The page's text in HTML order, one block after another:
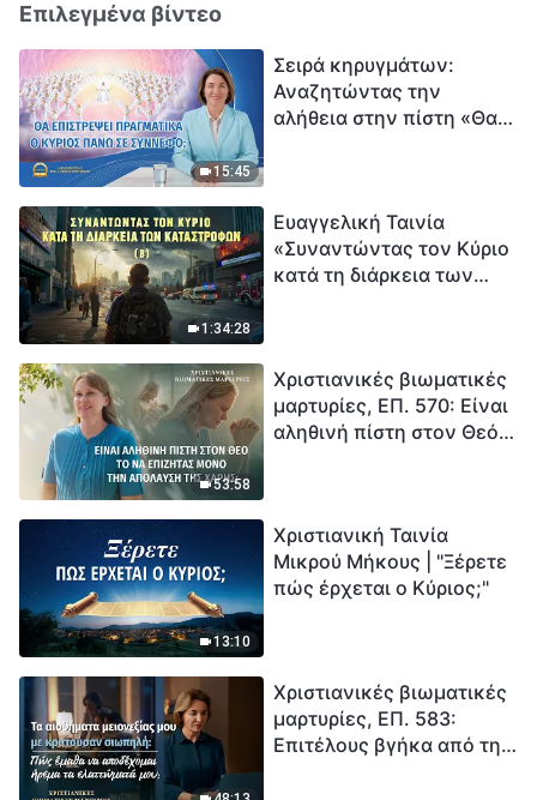
Επιλεγμένα βίντεο
15:45
Σειρά κηρυγμάτων:
Αναζητώντας την
αλήθεια στην πίστη «Θα
1:34:28
Ευαγγελική Ταινία
«Συναντώντας τον Κύριο
κατά τη διάρκεια των
εξαφάνισης». Οι
καταστροφές χτυπούν.
Ξεκινά η αντίστροφη
53:58
Χριστιανικές βιωματικές
μαρτυρίες, ΕΠ. 570: Είναι
αληθινή πίστη στον Θεό
13:10
Χριστιανική Ταινία
Μικρού Μήκους | "Ξέρετε
πώς έρχεται ο Κύριος;"
Χριστιανικές βιωματικές
μαρτυρίες, ΕΠ. 583:
Επιτέλους βγήκα από τη